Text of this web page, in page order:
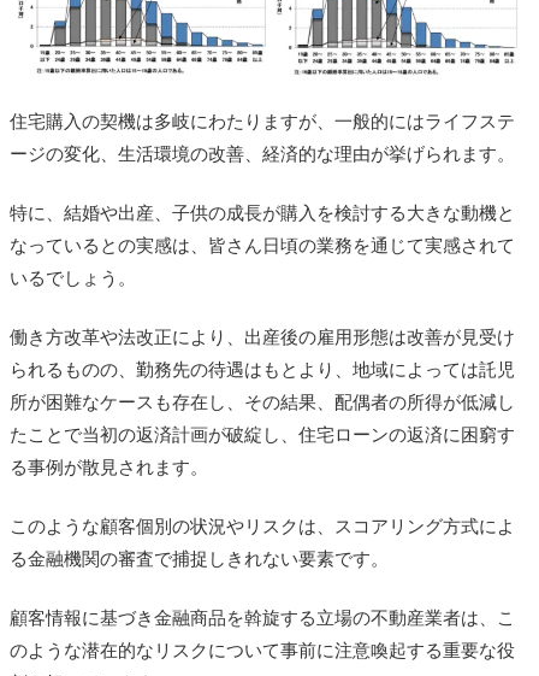
住宅購入の契機は多岐にわたりますが、一般的にはライフステ
ージの変化、生活環境の改善、経済的な理由が挙げられます。
特に、結婚や出産、子供の成長が購入を検討する大きな動機と
なっているとの実感は、皆さん日頃の業務を通じて実感されて
いるでしょう。
働き方改革や法改正により、出産後の雇用形態は改善が見受け
られるものの、勤務先の待遇はもとより、地域によっては託児
所が困難なケースも存在し、その結果、配偶者の所得が低減し
たことで当初の返済計画が破綻し、住宅ローンの返済に困窮す
る事例が散見されます。
このような顧客個別の状況やリスクは、スコアリング方式によ
る金融機関の審査で捕捉しきれない要素です。
顧客情報に基づき金融商品を斡旋する立場の不動産業者は、こ
のような潜在的なリスクについて事前に注意喚起する重要な役